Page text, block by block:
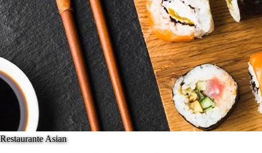
Restaurante Asian